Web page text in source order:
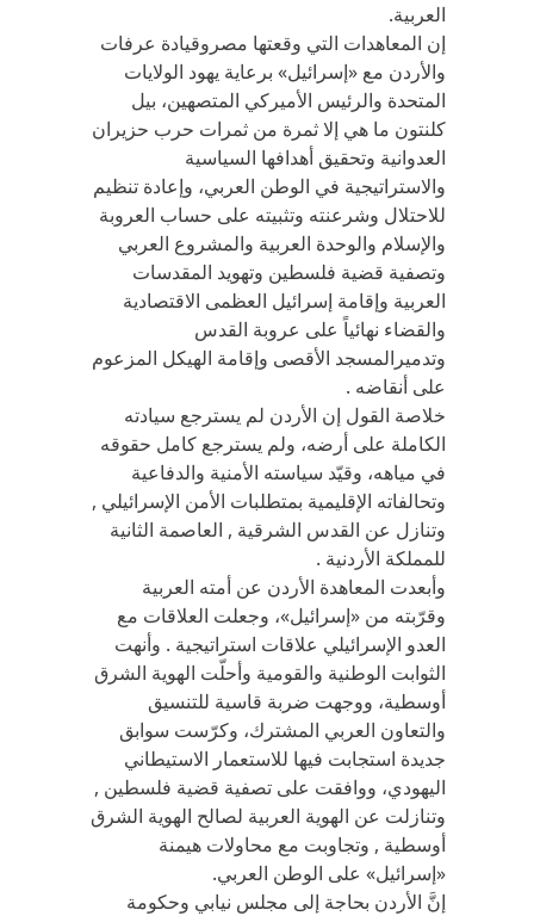
العربية.
إن المعاهدات التي وقعتها مصروقيادة عرفات
والأردن مع «إسرائيل» برعاية يهود الولايات
المتحدة والرئيس الأميركي المتصهين، بيل
كلنتون ما هي إلا ثمرة من ثمرات حرب حزيران
العدوانية وتحقيق أهدافها السياسية
والاستراتيجية في الوطن العربي، وإعادة تنظيم
للاحتلال وشرعنته وتثبيته على حساب العروبة
والإسلام والوحدة العربية والمشروع العربي
وتصفية قضية فلسطين وتهويد المقدسات
العربية وإقامة إسرائيل العظمى الاقتصادية
والقضاء نهائياً على عروبة القدس
وتدميرالمسجد الأقصى وإقامة الهيكل المزعوم
على أنقاضه .
خلاصة القول إن الأردن لم يسترجع سيادته
الكاملة على أرضه، ولم يسترجع كامل حقوقه
في مياهه، وقيّد سياسته الأمنية والدفاعية
وتحالفاته الإقليمية بمتطلبات الأمن الإسرائيلي ,
وتنازل عن القدس الشرقية , العاصمة الثانية
للمملكة الأردنية .
وأبعدت المعاهدة الأردن عن أمته العربية
وقرّبته من «إسرائيل»، وجعلت العلاقات مع
العدو الإسرائيلي علاقات استراتيجية . وأنهت
الثوابت الوطنية والقومية وأحلّت الهوية الشرق
أوسطية، ووجهت ضربة قاسية للتنسيق
والتعاون العربي المشترك، وكرّست سوابق
جديدة استجابت فيها للاستعمار الاستيطاني
اليهودي، ووافقت على تصفية قضية فلسطين ,
وتنازلت عن الهوية العربية لصالح الهوية الشرق
أوسطية , وتجاوبت مع محاولات هيمنة
«إسرائيل» على الوطن العربي.
إنَّ الأردن بحاجة إلى مجلس نيابي وحكومة